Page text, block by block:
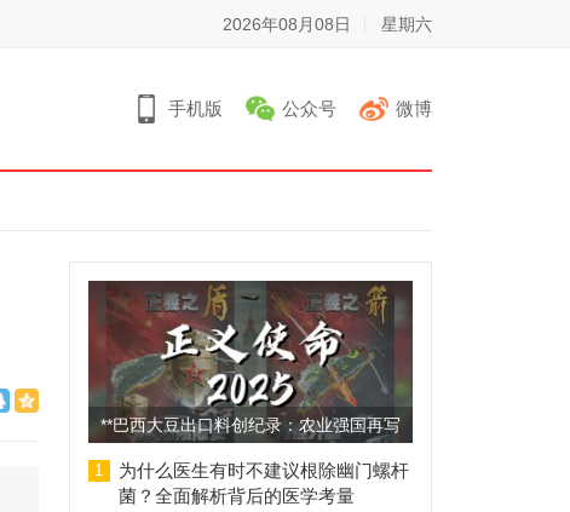
2026年08月08日 星期六
手机版 公众号 微博
**巴西大豆出口料创纪录：农业强国再写
辉煌篇章**
1
为什么医生有时不建议根除幽门螺杆
菌？全面解析背后的医学考量